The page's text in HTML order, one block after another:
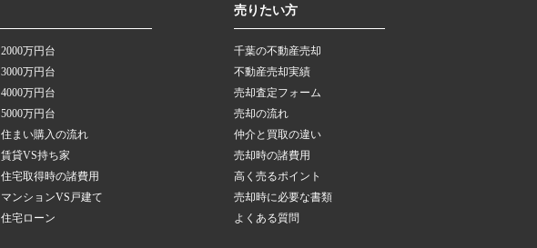
2000万円台
3000万円台
4000万円台
5000万円台
住まい購入の流れ
賃貸VS持ち家
住宅取得時の諸費用
マンションVS戸建て
住宅ローン
売りたい方
千葉の不動産売却
不動産売却実績
売却査定フォーム
売却の流れ
仲介と買取の違い
売却時の諸費用
高く売るポイント
売却時に必要な書類
よくある質問